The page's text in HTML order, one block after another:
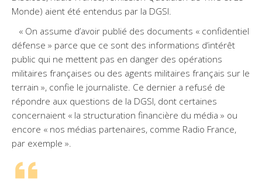
Monde) aient été entendus par la DGSI.
« On assume d’avoir publié des documents « confidentiel
défense » parce que ce sont des informations d’intérêt
public qui ne mettent pas en danger des opérations
militaires françaises ou des agents militaires français sur le
terrain », confie le journaliste. Ce dernier a refusé de
répondre aux questions de la DGSI, dont certaines
concernaient « la structuration financière du média » ou
encore « nos médias partenaires, comme Radio France,
par exemple ».